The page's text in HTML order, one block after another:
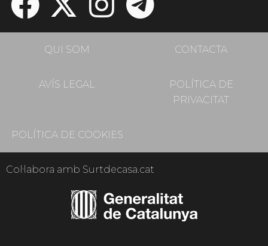
QUI SOM CONTACTA
AVÍS LEGAL
POLÍTICA DE
PRIVACITAT
POLÍTICA DE COOKIES
Col·labora amb Surtdecasa.cat